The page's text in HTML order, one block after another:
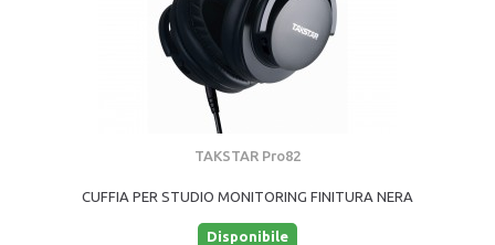
TAKSTAR Pro82
CUFFIA PER STUDIO MONITORING FINITURA NERA
Disponibile